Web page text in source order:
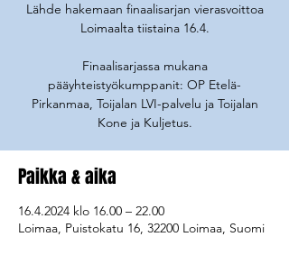
Lähde hakemaan finaalisarjan vierasvoittoa
Loimaalta tiistaina 16.4.
Finaalisarjassa mukana
pääyhteistyökumppanit: OP Etelä-
Pirkanmaa, Toijalan LVI-palvelu ja Toijalan
Kone ja Kuljetus.
Paikka & aika
16.4.2024 klo 16.00 – 22.00
Loimaa, Puistokatu 16, 32200 Loimaa, Suomi